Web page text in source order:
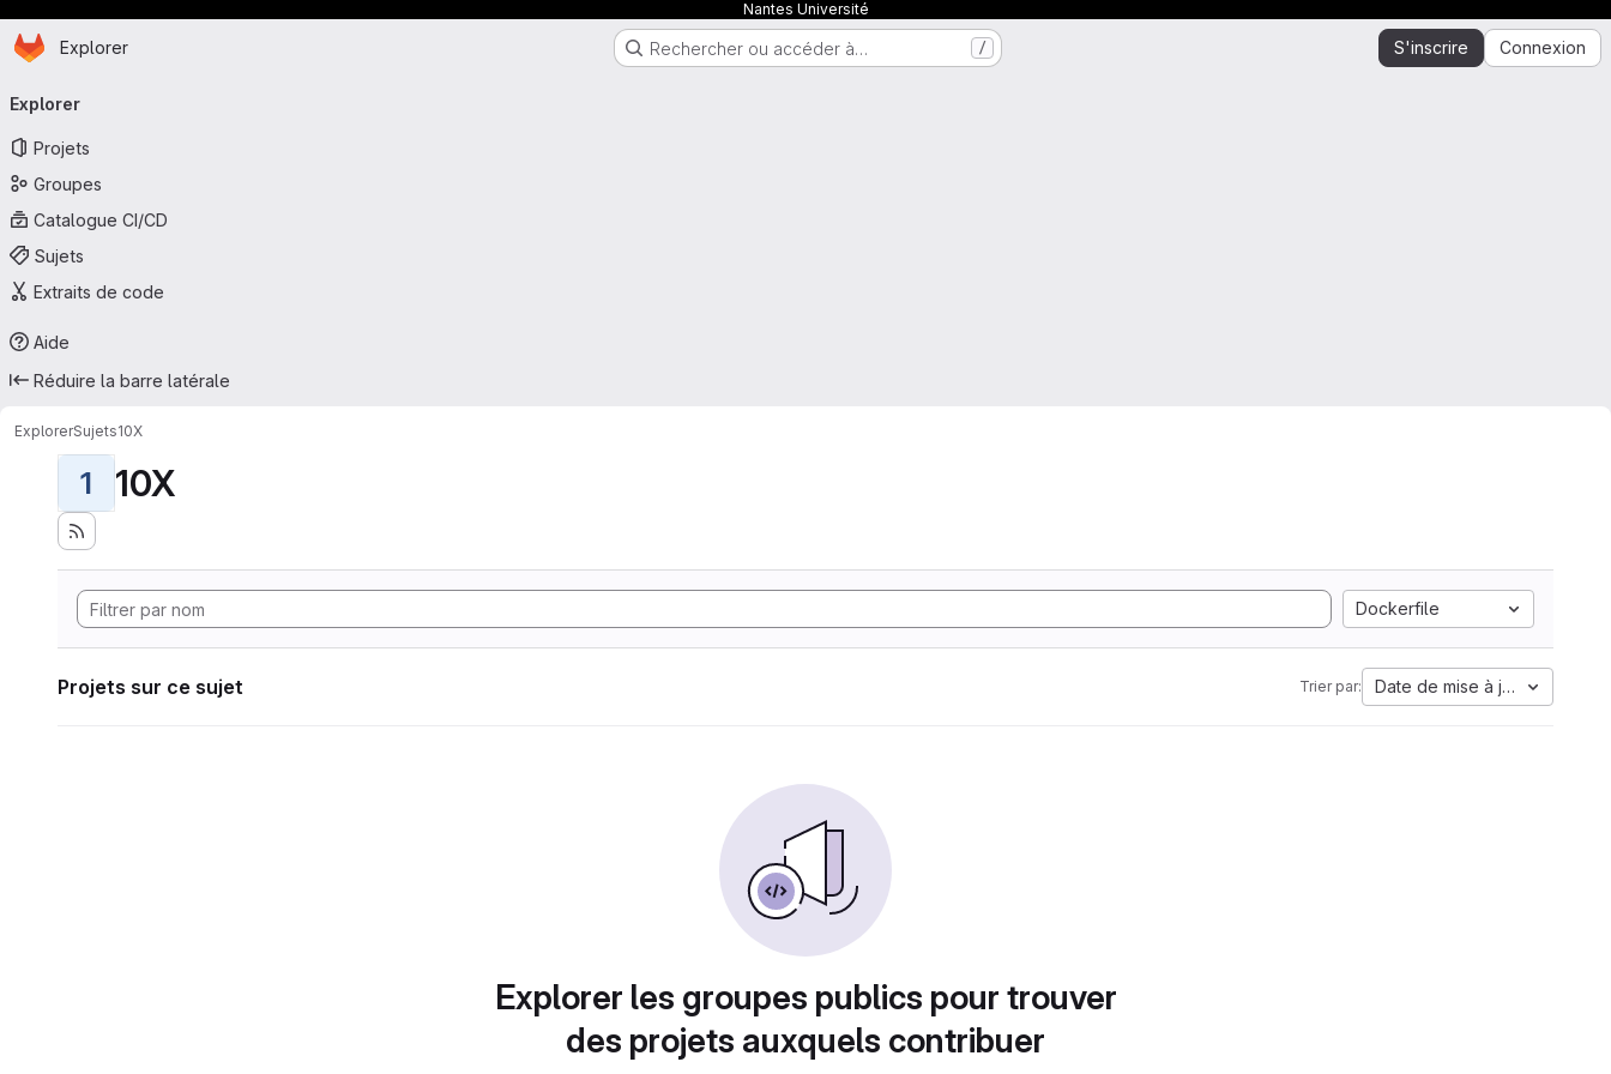
Nantes Université
Passer au contenu principal
Page d'accueil
Explorer Rechercher ou accéder à… / S'inscrire Connexion
principale
Explorer
Projets
Groupes
Catalogue CI/CD
Sujets
Extraits de code
Aide
Réduire la barre latérale
ExplorerSujets10X
1 10X
Dockerfile
Projets sur ce sujet Trier par: Date de mise à jour
Explorer les groupes publics pour trouver
des projets auxquels contribuer